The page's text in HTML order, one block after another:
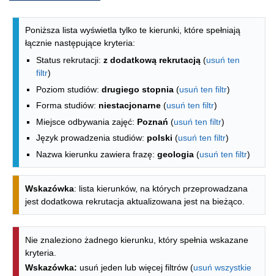
Lista kierunków - indeks alfabetyczny
Poniższa lista wyświetla tylko te kierunki, które spełniają
łącznie następujące kryteria:
Status rekrutacji: z dodatkową rekrutacją (usuń ten
filtr)
Poziom studiów: drugiego stopnia (usuń ten filtr)
Forma studiów: niestacjonarne (usuń ten filtr)
Miejsce odbywania zajęć: Poznań (usuń ten filtr)
Język prowadzenia studiów: polski (usuń ten filtr)
Nazwa kierunku zawiera frazę: geologia (usuń ten filtr)
Wskazówka: lista kierunków, na których przeprowadzana
jest dodatkowa rekrutacja aktualizowana jest na bieżąco.
Nie znaleziono żadnego kierunku, który spełnia wskazane
kryteria.
Wskazówka: usuń jeden lub więcej filtrów (usuń wszystkie